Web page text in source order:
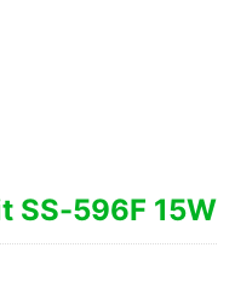
SS-596F 15W